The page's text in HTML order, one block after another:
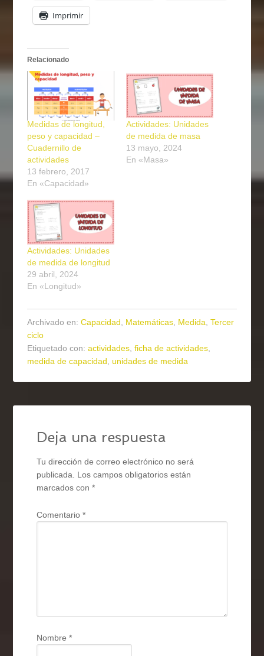
Imprimir
Relacionado
Medidas de longitud,
peso y capacidad –
Cuadernillo de
actividades
13 febrero, 2017
En «Capacidad»
Actividades: Unidades
de medida de masa
13 mayo, 2024
En «Masa»
Actividades: Unidades
de medida de longitud
29 abril, 2024
En «Longitud»
Archivado en:Capacidad, Matemáticas, Medida,Tercer
ciclo
Etiquetado con:actividades,ficha de actividades,
medida de capacidad,unidades de medida
Deja una respuesta
Tu dirección de correo electrónico no será
publicada. Los campos obligatorios están
marcados con*
Comentario*
Nombre*